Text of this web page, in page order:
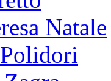
Natale